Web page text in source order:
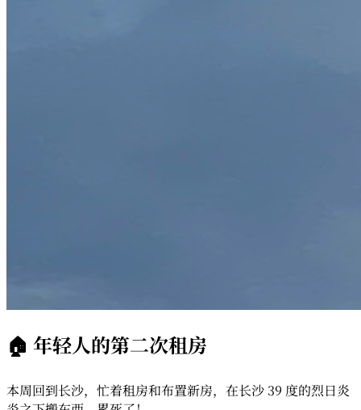
🏠 年轻人的第二次租房
本周回到长沙，忙着租房和布置新房，在长沙 39 度的烈日炎